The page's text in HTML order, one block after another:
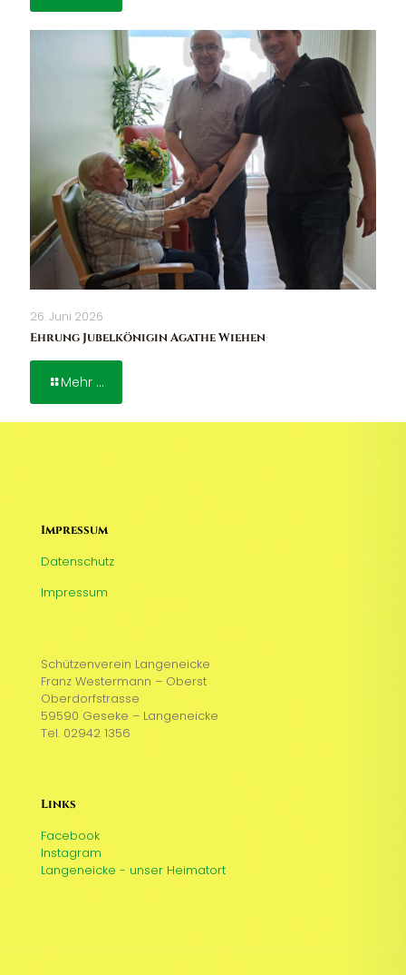
26. Juni 2026
Ehrung Jubelkönigin Agathe Wiehen
Mehr ...
Impressum
Datenschutz
Impressum
Schützenverein Langeneicke
Franz Westermann – Oberst
Oberdorfstrasse
59590 Geseke – Langeneicke
Tel. 02942 1356
Links
Facebook
Instagram
Langeneicke - unser Heimatort